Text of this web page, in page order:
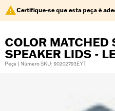
Certifique-se que esta peça é
COLOR MATCHED
SPEAKER LIDS -
Peça | Número SKU: 90202793EYT